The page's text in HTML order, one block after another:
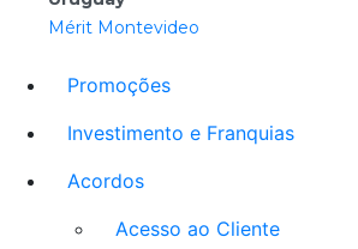
Mérit Montevideo
Promoções
Investimento e Franquias
Acordos
Acesso ao Cliente